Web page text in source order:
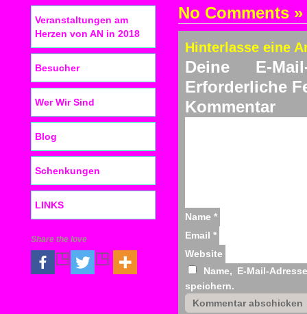
No Comments »
Hinterlasse eine
Deine E-
Erforderliche
Name *
Email *
Website
Name, E-Mail-
speichern.
Veranstaltungen am
Herzen von AN in 2018
Besucher
Wer Wir Sind
Blog
Schenkungen
LINKS
Share the love